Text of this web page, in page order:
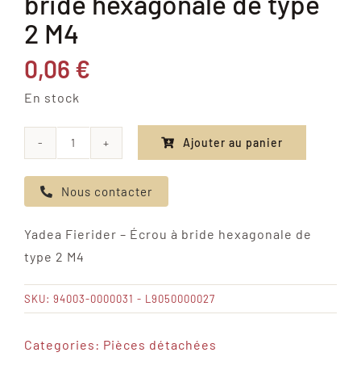
2 M4
0,06 €
En stock
de
Yadea
-
Écrou
à
bride
Ajouter au panier
Nous contacter
Yadea Fierider – Écrou à bride hexagonale de
type 2 M4
SKU: 94003-0000031 - L9050000027
Categories: Pièces détachées